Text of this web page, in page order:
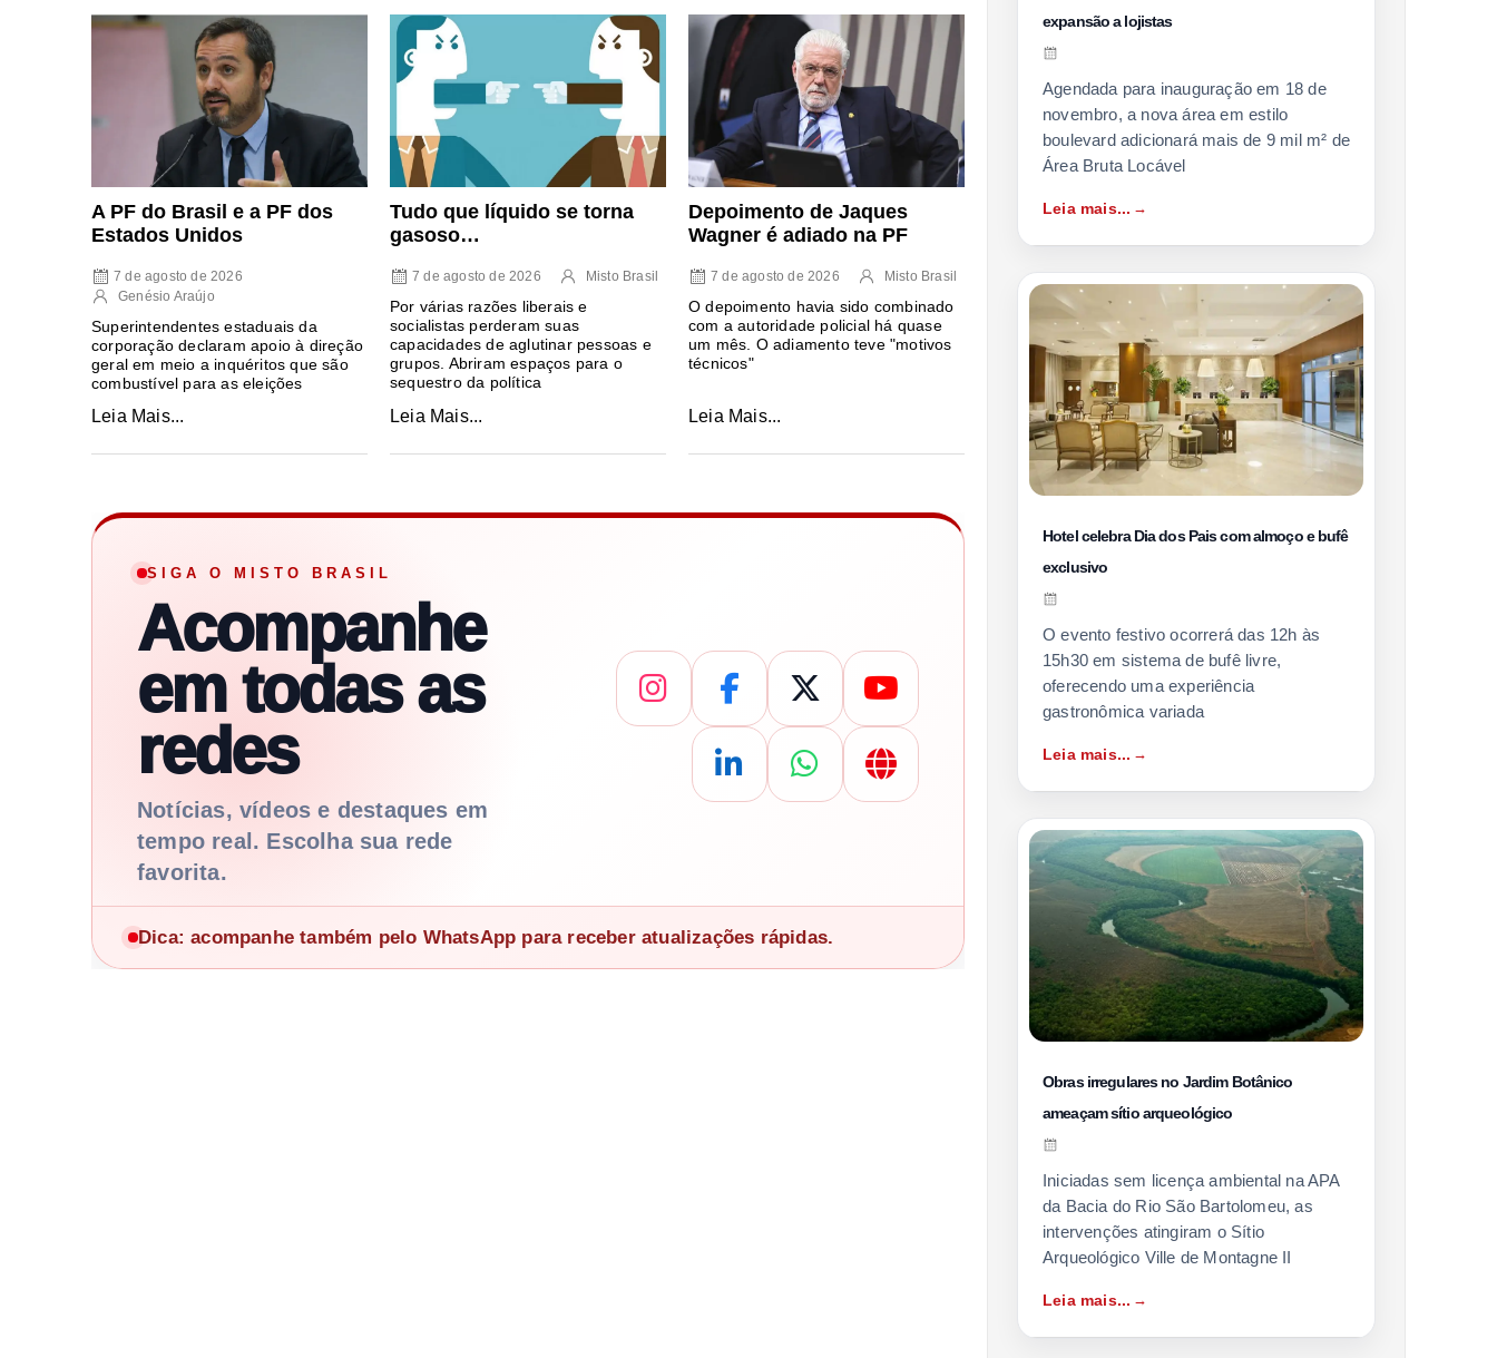
A PF do Brasil e a PF dos
Estados Unidos
7 de agosto de 2026
Genésio Araújo
Superintendentes estaduais da
corporação declaram apoio à direção
geral em meio a inquéritos que são
combustível para as eleições
Leia Mais...
Tudo que líquido se torna
gasoso…
7 de agosto de 2026 Misto Brasil
Por várias razões liberais e
socialistas perderam suas
capacidades de aglutinar pessoas e
grupos. Abriram espaços para o
sequestro da política
Leia Mais...
Depoimento de Jaques
Wagner é adiado na PF
7 de agosto de 2026 Misto Brasil
O depoimento havia sido combinado
com a autoridade policial há quase
um mês. O adiamento teve "motivos
técnicos"
Leia Mais...
SIGA O MISTO BRASIL
Acompanhe
em todas as
redes
Notícias, vídeos e destaques em
tempo real. Escolha sua rede
favorita.
Dica: acompanhe também pelo WhatsApp para receber atualizações rápidas.
expansão a lojistas
Agendada para inauguração em 18 de
novembro, a nova área em estilo
boulevard adicionará mais de 9 mil m² de
Área Bruta Locável
Leia mais...
Hotel celebra Dia dos Pais com almoço e bufê
exclusivo
O evento festivo ocorrerá das 12h às
15h30 em sistema de bufê livre,
oferecendo uma experiência
gastronômica variada
Leia mais...
Obras irregulares no Jardim Botânico
ameaçam sítio arqueológico
Iniciadas sem licença ambiental na APA
da Bacia do Rio São Bartolomeu, as
intervenções atingiram o Sítio
Arqueológico Ville de Montagne II
Leia mais...